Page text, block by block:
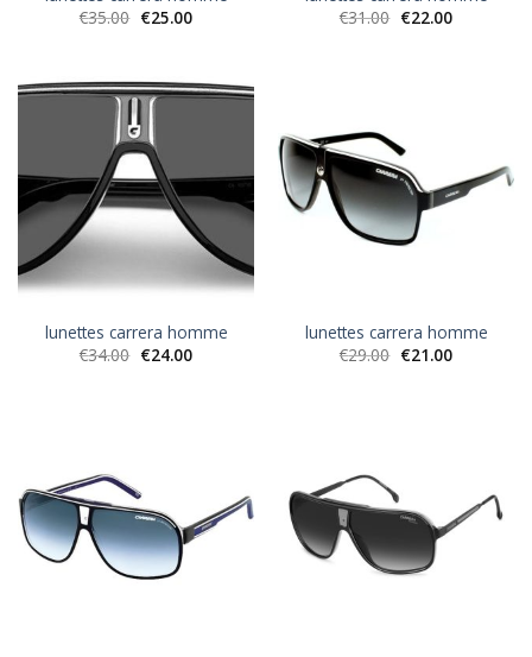
€35.00 €25.00
€31.00 €22.00
lunettes carrera homme
€34.00 €24.00
lunettes carrera homme
€29.00 €21.00